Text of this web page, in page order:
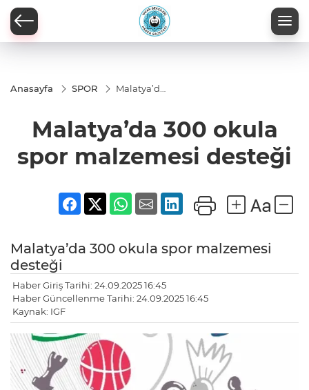
Anasayfa SPOR
Malatya’da
malzemesi
desteği
Malatya’da 300 okula
spor malzemesi desteği
Malatya’da 300 okula spor malzemesi
desteği
Haber Giriş Tarihi: 24.09.2025 16:45
Haber Güncellenme Tarihi: 24.09.2025 16:45
Kaynak: IGF